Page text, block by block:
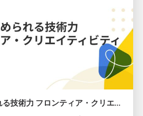
AI時代に求められる技術力 フロンティア・クリエイティビティ / Technical Excellence in the AI Era: Frontier Creativity